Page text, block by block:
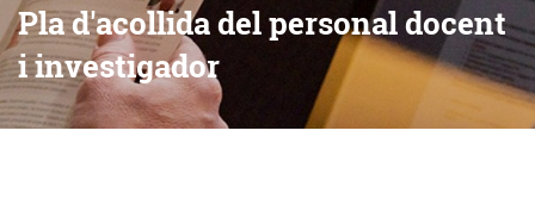
Pla d'acollida del personal docent
i investigador